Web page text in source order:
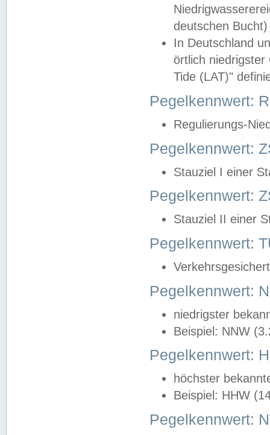
deutschen
In Deutschland
örtlich
Tide (LAT)"
Pegelkennwert:
Regulierungs-
Pegelkennwert:
Stauziel I einer
Pegelkennwert:
Stauziel II einer
Pegelkennwert:
Pegelkennwert:
niedrigster
Beispiel: NNW
Pegelkennwert:
höchster
Beispiel: HHW
Pegelkennwert: